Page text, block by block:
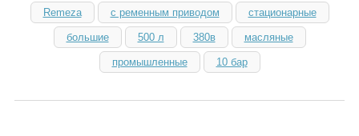
Remeza с ременным приводом стационарные
большие 500 л 380в масляные
промышленные 10 бар